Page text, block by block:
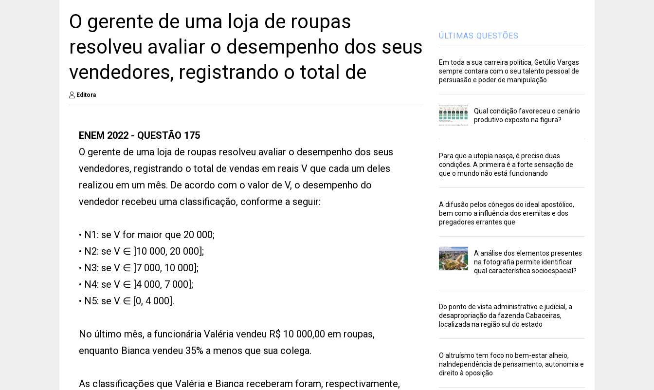
O gerente de uma loja de roupas
resolveu avaliar o desempenho dos seus
vendedores, registrando o total de
Editora
ENEM 2022 - QUESTÃO 175
O gerente de uma loja de roupas resolveu avaliar o desempenho dos seus
vendedores, registrando o total de vendas em reais V que cada um deles
realizou em um mês. De acordo com o valor de V, o desempenho do
vendedor recebeu uma classificação, conforme a seguir:
• N1: se V for maior que 20 000;
• N2: se V ∈ ]10 000, 20 000];
• N3: se V ∈ ]7 000, 10 000];
• N4: se V ∈ ]4 000, 7 000];
• N5: se V ∈ [0, 4 000].
No último mês, a funcionária Valéria vendeu R$ 10 000,00 em roupas,
enquanto Bianca vendeu 35% a menos que sua colega.
As classificações que Valéria e Bianca receberam foram, respectivamente,
ÚLTIMAS QUESTÕES
Em toda a sua carreira política, Getúlio Vargas
sempre contara com o seu talento pessoal de
persuasão e poder de manipulação
Qual condição favoreceu o cenário
produtivo exposto na figura?
Para que a utopia nasça, é preciso duas
condições. A primeira é a forte sensação de
que o mundo não está funcionando
A difusão pelos cônegos do ideal apostólico,
bem como a influência dos eremitas e dos
pregadores errantes que
A análise dos elementos presentes
na fotografia permite identificar
qual característica socioespacial?
Do ponto de vista administrativo e judicial, a
desapropriação da fazenda Cabaceiras,
localizada na região sul do estado
O altruísmo tem foco no bem-estar alheio,
naIndependência de pensamento, autonomia e
direito à oposição